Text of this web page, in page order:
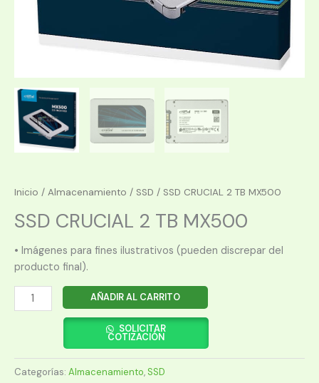
Inicio / Almacenamiento / SSD / SSD CRUCIAL 2 TB MX500
SSD CRUCIAL 2 TB MX500
• Imágenes para fines ilustrativos (pueden discrepar del
producto final).
SSD
CRUCIAL
MX500
cantidad
AÑADIR AL CARRITO
SOLICITAR
COTIZACIÓN
Categorías: Almacenamiento, SSD